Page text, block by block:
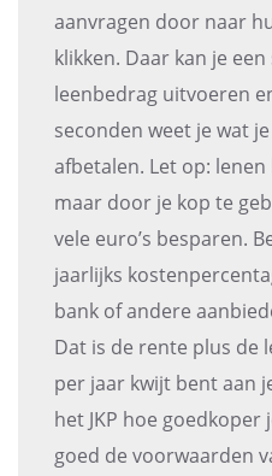
aanvragen door naar
klikken. Daar kan je
leenbedrag uitvoeren
seconden weet je wat
afbetalen. Let op:
maar door je kop te
vele euro’s besparen.
jaarlijks
bank of andere
Dat is de rente plus de
per jaar kwijt bent aan
het JKP hoe goedkoper
goed de voorwaarden